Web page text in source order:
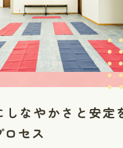
しなやかさと安定
ロセス